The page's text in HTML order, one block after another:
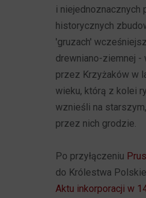
i niejednoznacznych
historycznych
'gruzach'
drewniano-ziemnej -
przez Krzyżaków w
wieku, którą z kolei
wznieśli na
przez nich grodzie.
Po przyłączeniu
do Królestwa
Aktu inkorporacji w